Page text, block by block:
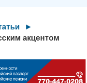
►
акцентом